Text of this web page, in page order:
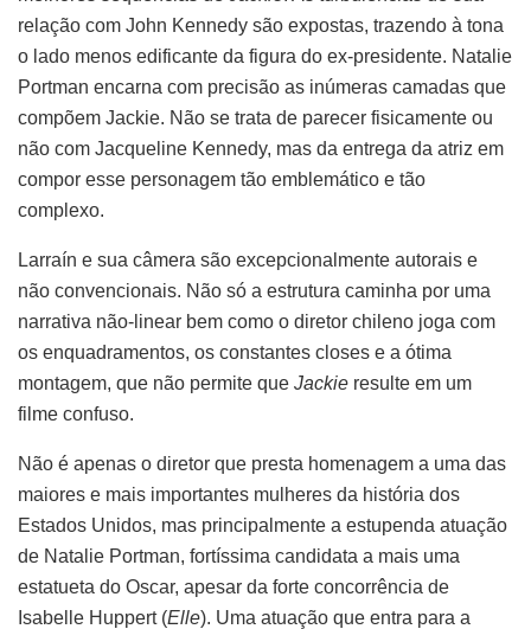
relação com John Kennedy são expostas, trazendo à tona
o lado menos edificante da figura do ex-presidente. Natalie
Portman encarna com precisão as inúmeras camadas que
compõem Jackie. Não se trata de parecer fisicamente ou
não com Jacqueline Kennedy, mas da entrega da atriz em
compor esse personagem tão emblemático e tão
complexo.
Larraín e sua câmera são excepcionalmente autorais e
não convencionais. Não só a estrutura caminha por uma
narrativa não-linear bem como o diretor chileno joga com
os enquadramentos, os constantes closes e a ótima
montagem, que não permite que Jackie resulte em um
filme confuso.
Não é apenas o diretor que presta homenagem a uma das
maiores e mais importantes mulheres da história dos
Estados Unidos, mas principalmente a estupenda atuação
de Natalie Portman, fortíssima candidata a mais uma
estatueta do Oscar, apesar da forte concorrência de
Isabelle Huppert (Elle). Uma atuação que entra para a